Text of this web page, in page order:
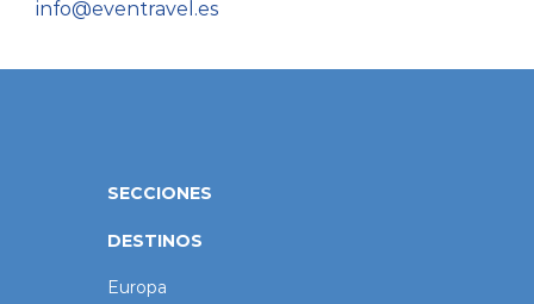
info@eventravel.es
SECCIONES
DESTINOS
Europa